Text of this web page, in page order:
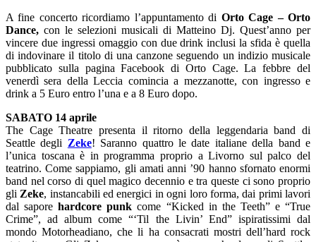
A fine concerto ricordiamo l’appuntamento di Orto Cage – Orto
Dance, con le selezioni musicali di Matteino Dj. Quest’anno per
vincere due ingressi omaggio con due drink inclusi la sfida è quella
di indovinare il titolo di una canzone seguendo un indizio musicale
pubblicato sulla pagina Facebook di Orto Cage. La febbre del
venerdì sera della Leccia comincia a mezzanotte, con ingresso e
drink a 5 Euro entro l’una e a 8 Euro dopo.
SABATO 14 aprile
The Cage Theatre presenta il ritorno della leggendaria band di
Seattle degli Zeke! Saranno quattro le date italiane della band e
l’unica toscana è in programma proprio a Livorno sul palco del
teatrino. Come sappiamo, gli amati anni ’90 hanno sfornato enormi
band nel corso di quel magico decennio e tra queste ci sono proprio
gli Zeke, instancabili ed energici in ogni loro forma, dai primi lavori
dal saporehardcore punkcome “Kicked in the Teeth” e “True
Crime”, ad album come “‘Til the Livin’ End” ispiratissimi dal
mondo Motorheadiano, che li ha consacrati mostri dell’hard rock